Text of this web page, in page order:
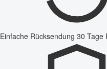
Einfache Rücksendung 30 Tage